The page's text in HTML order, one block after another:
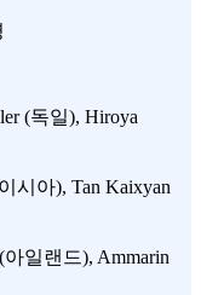
(독일), Hiroya
시아), Tan Kaixyan
일랜드), Ammarin